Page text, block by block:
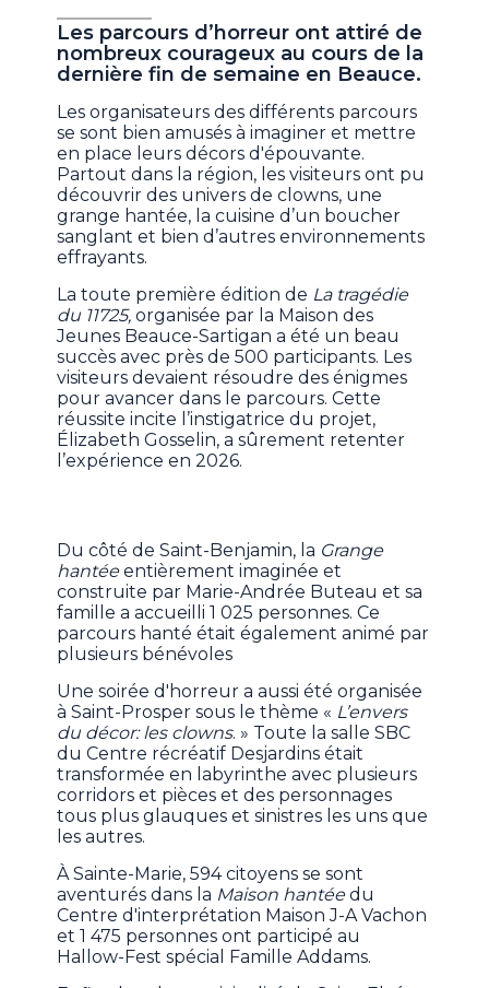
Les parcours d’horreur ont attiré de
nombreux courageux au cours de la
dernière fin de semaine en Beauce.
Les organisateurs des différents parcours
se sont bien amusés à imaginer et mettre
en place leurs décors d'épouvante.
Partout dans la région, les visiteurs ont pu
découvrir des univers de clowns, une
grange hantée, la cuisine d’un boucher
sanglant et bien d’autres environnements
effrayants.
La toute première édition de La tragédie
du 11725, organisée par la Maison des
Jeunes Beauce-Sartigan a été un beau
succès avec près de 500 participants. Les
visiteurs devaient résoudre des énigmes
pour avancer dans le parcours. Cette
réussite incite l’instigatrice du projet,
Élizabeth Gosselin, a sûrement retenter
l’expérience en 2026.
Du côté de Saint-Benjamin, la Grange
hantéeentièrement imaginée et
construite par Marie-Andrée Buteau et sa
famille a accueilli 1 025 personnes. Ce
parcours hanté était également animé par
plusieurs bénévoles
Une soirée d'horreur a aussi été organisée
à Saint-Prosper sous le thème « L’envers
du décor: les clowns. » Toute la salle SBC
du Centre récréatif Desjardins était
transformée en labyrinthe avec plusieurs
corridors et pièces et des personnages
tous plus glauques et sinistres les uns que
les autres.
À Sainte-Marie, 594 citoyens se sont
aventurés dans la Maison hantéedu
Centre d'interprétation Maison J-A Vachon
et 1 475 personnes ont participé au
Hallow-Fest spécial Famille Addams.